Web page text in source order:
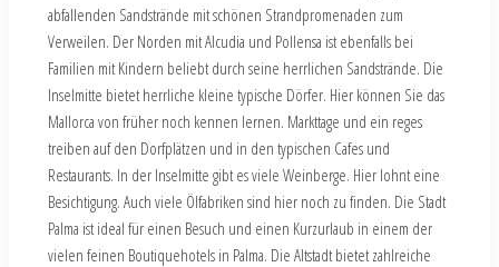
abfallenden Sandstrände mit schönen Strandpromenaden zum
Verweilen. Der Norden mit Alcudia und Pollensa ist ebenfalls bei
Familien mit Kindern beliebt durch seine herrlichen Sandstrände. Die
Inselmitte bietet herrliche kleine typische Dörfer. Hier können Sie das
Mallorca von früher noch kennen lernen. Markttage und ein reges
treiben auf den Dorfplätzen und in den typischen Cafes und
Restaurants. In der Inselmitte gibt es viele Weinberge. Hier lohnt eine
Besichtigung. Auch viele Ölfabriken sind hier noch zu finden. Die Stadt
Palma ist ideal für einen Besuch und einen Kurzurlaub in einem der
vielen feinen Boutiquehotels in Palma. Die Altstadt bietet zahlreiche